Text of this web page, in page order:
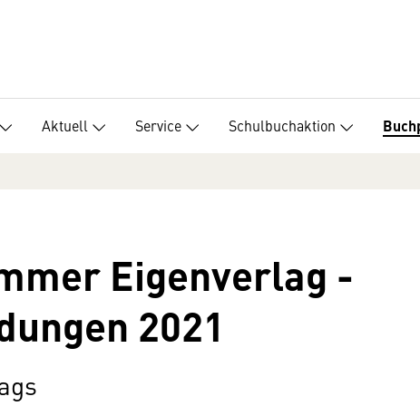
Aktuell Service Schulbuchaktion
Eigenverlag -
2021